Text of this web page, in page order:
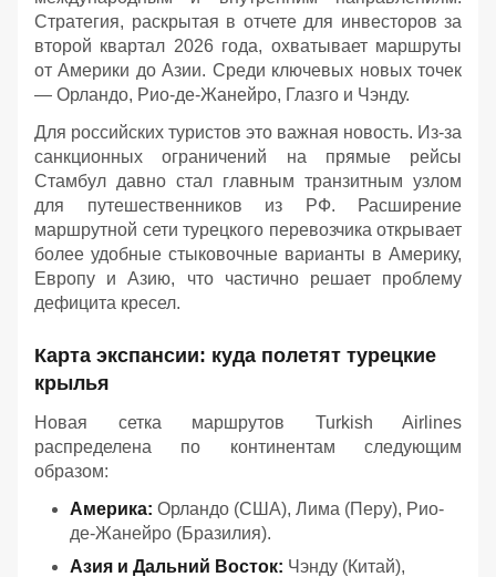
Стратегия, раскрытая в отчете для инвесторов за
второй квартал 2026 года, охватывает маршруты
от Америки до Азии. Среди ключевых новых точек
— Орландо, Рио-де-Жанейро, Глазго и Чэнду.
Для российских туристов это важная новость. Из-за
санкционных ограничений на прямые рейсы
Стамбул давно стал главным транзитным узлом
для путешественников из РФ. Расширение
маршрутной сети турецкого перевозчика открывает
более удобные стыковочные варианты в Америку,
Европу и Азию, что частично решает проблему
дефицита кресел.
Карта экспансии: куда полетят турецкие
крылья
Новая сетка маршрутов Turkish Airlines
распределена по континентам следующим
образом:
Америка: Орландо (США), Лима (Перу), Рио-
де-Жанейро (Бразилия).
Азия и Дальний Восток: Чэнду (Китай),